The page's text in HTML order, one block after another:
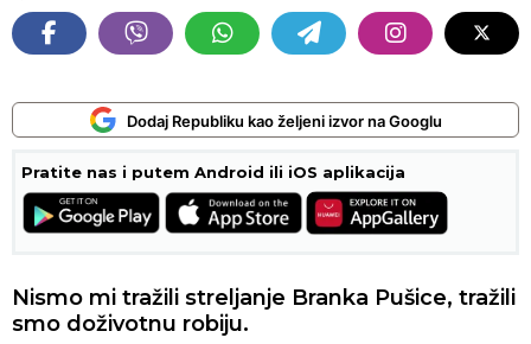
Dodaj Republiku kao željeni izvor na Googlu
Pratite nas i putem Android ili iOS aplikacija
Nismo mi tražili streljanje Branka Pušice, tražili
smo doživotnu robiju.